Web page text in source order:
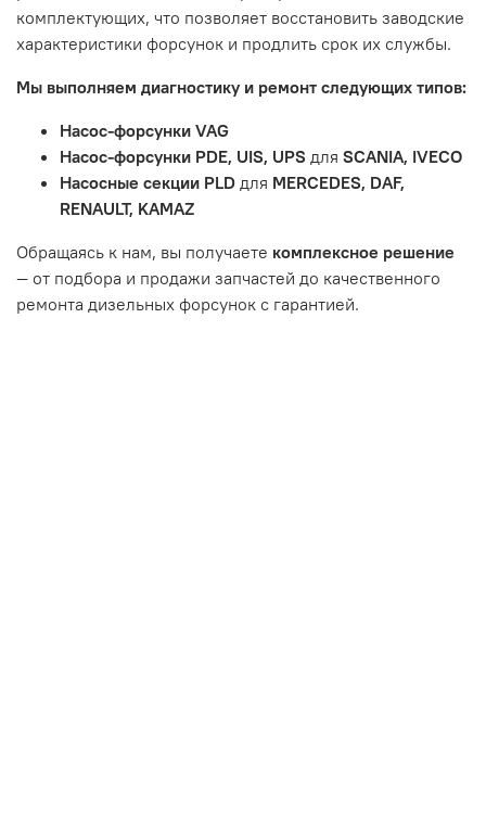
Истек гарантийный срок.
Товар является расходным материалом, который
тормозные колодки, диски сцепления, свечи зажигания
Неисправности вызваны ДТП, неправильной установкой
или чрезмерным износом.
Неисправность топливной системы или системы
впуска/выпуска.
комплектующих, что позволяет восстановить заводские
характеристики форсунок и продлить срок их службы.
Мы выполняем диагностику и ремонт следующих типов:
Насос-форсунки VAG
Насос-форсунки PDE, UIS, UPS для SCANIA, IVECO
Насосные секции PLD для MERCEDES, DAF,
RENAULT, KAMAZ
Обращаясь к нам, вы получаете комплексное решение
— от подбора и продажи запчастей до качественного
ремонта дизельных форсунок с гарантией.